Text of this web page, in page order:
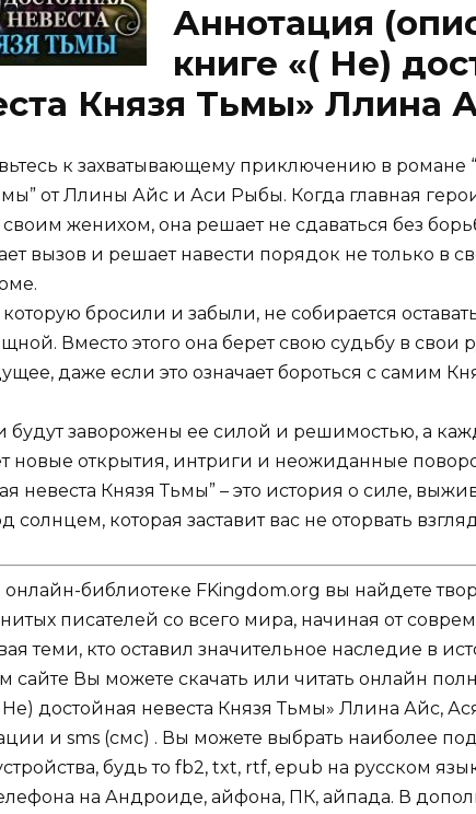
Аннотация
книге «( Не)
Князя Тьмы» Ллина
к захватывающему приключению в романе
от Ллины Айс и Аси Рыбы. Когда главная
своим женихом, она решает не сдаваться без
вызов и решает навести порядок не только в
которую бросили и забыли, не собирается
Вместо этого она берет свою судьбу в свои
даже если это означает бороться с самим
будут заворожены ее силой и решимостью, а
новые открытия, интриги и неожиданные
невеста Князя Тьмы” – это история о силе,
солнцем, которая заставит вас не оторвать
библиотеке FKingdom.org вы найдете
писателей со всего мира, начиная от
теми, кто оставил значительное наследие в
сайте Вы можете скачать или читать онлайн
достойная невеста Князя Тьмы» Ллина Айс,
и sms (смс) . Вы можете выбрать наиболее
будь то fb2, txt, rtf, epub на русском
на Андроиде, айфона, ПК, айпада. В